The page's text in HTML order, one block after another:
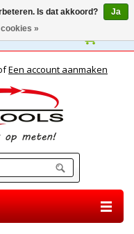
Een account aanmaken
Is dat akkoord?
Ja
»